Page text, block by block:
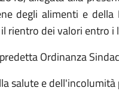
degli alimenti e
rientro dei valori entro i
Ordinanza
salute e